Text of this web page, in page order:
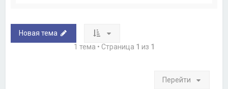
Новая тема
1 тема • Страница 1 из 1
Перейти